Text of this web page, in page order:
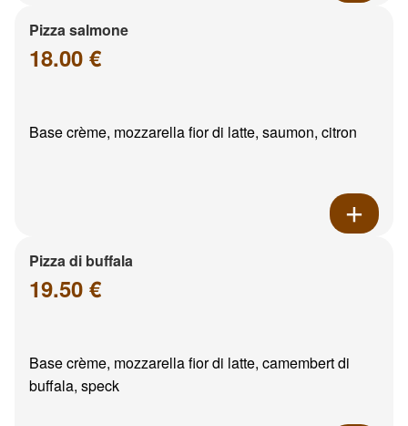
Pizza salmone
18.00 €
Base crème, mozzarella fior di latte, saumon, citron
Pizza di buffala
19.50 €
Base crème, mozzarella fior di latte, camembert di
buffala, speck